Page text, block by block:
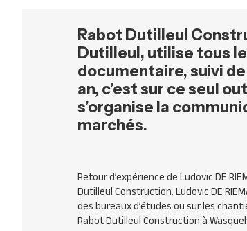
Rabot Dutilleul
Dutilleul, utilise tous
documentaire, suivi
an, c’est sur ce seul
s’organise la
marchés.
Retour d’expérience de Ludovic DE
Dutilleul Construction. Ludovic DE
des bureaux d’études ou sur les
Rabot Dutilleul Construction à